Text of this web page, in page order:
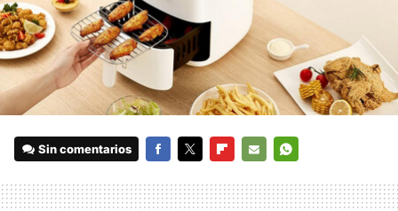
Sin comentarios
MAIL